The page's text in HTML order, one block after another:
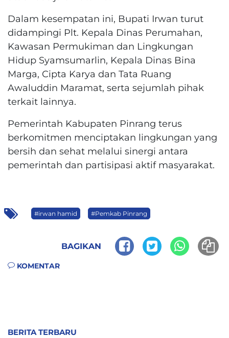
Dalam kesempatan ini, Bupati Irwan turut
didampingi Plt. Kepala Dinas Perumahan,
Kawasan Permukiman dan Lingkungan
Hidup Syamsumarlin, Kepala Dinas Bina
Marga, Cipta Karya dan Tata Ruang
Awaluddin Maramat, serta sejumlah pihak
terkait lainnya.
Pemerintah Kabupaten Pinrang terus
berkomitmen menciptakan lingkungan yang
bersih dan sehat melalui sinergi antara
pemerintah dan partisipasi aktif masyarakat.
#irwan hamid #Pemkab Pinrang
BAGIKAN
KOMENTAR
BERITA TERBARU